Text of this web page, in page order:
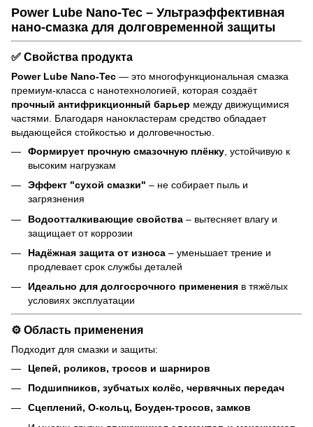
Power Lube Nano-Tec – Ультраэффективная
нано-смазка для долговременной защиты
✅ Свойства продукта
Power Lube Nano-Tec — это многофункциональная смазка
премиум-класса с нанотехнологией, которая создаёт
прочный антифрикционный барьер между движущимися
частями. Благодаря нанокластерам средство обладает
выдающейся стойкостью и долговечностью.
Формирует прочную смазочную плёнку , устойчивую к
высоким нагрузкам
Эффект "сухой смазки" – не собирает пыль и
загрязнения
Водоотталкивающие свойства – вытесняет влагу и
защищает от коррозии
Надёжная защита от износа – уменьшает трение и
продлевает срок службы деталей
Идеально для долгосрочного применения в тяжёлых
условиях эксплуатации
⚙️ Область применения
Подходит для смазки и защиты:
Цепей, роликов, тросов и шарниров
Подшипников, зубчатых колёс, червячных передач
Сцеплений, O-кольц, Боуден-тросов, замков